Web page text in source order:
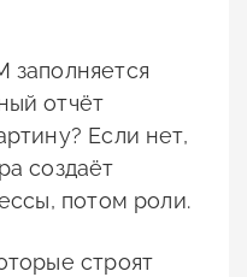
заполняется
отчёт
Если нет,
создаёт
потом роли.
строят